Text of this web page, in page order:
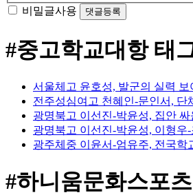
비밀글사용
#중고학교대항태
서울체고 윤호성, 발군의 실력
전주성심여고 천혜인-문인서,
광명북고 이선진-박윤성, 집안
광명북고 이선진-박윤성, 이형
광주체중 이윤서-엄유주, 전국
#하니움문화스포